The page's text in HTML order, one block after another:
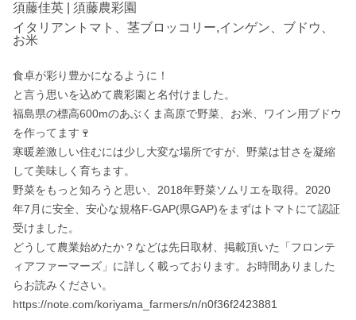
須藤佳英 | 須藤農彩園
イタリアントマト、茎ブロッコリー,インゲン、ブドウ、
お米
食卓が彩り豊かになるように！
と言う思いを込めて農彩園と名付けました。
福島県の標高600mのあぶくま高原で野菜、お米、ワイン用ブドウ
を作ってます🍷
寒暖差激しい住むには少し大変な場所ですが、野菜は甘さを凝縮
して美味しく育ちます。
野菜をもっと知ろうと思い、2018年野菜ソムリエを取得。2020
年7月に安全、安心な規格F-GAP(県GAP)をまずはトマトにて認証
受けました。
どうして農業始めたか？などは先日取材、掲載頂いた「フロンテ
ィアファーマーズ」に詳しく載っております。お時間ありました
らお読みください。
https://note.com/koriyama_farmers/n/n0f36f2423881